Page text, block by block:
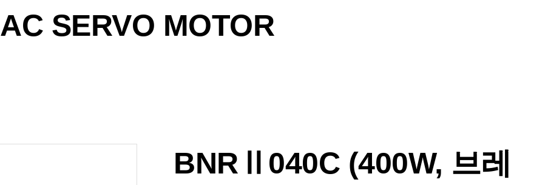
AC SERVO MOTOR
BNRⅡ040C (400W, 브레